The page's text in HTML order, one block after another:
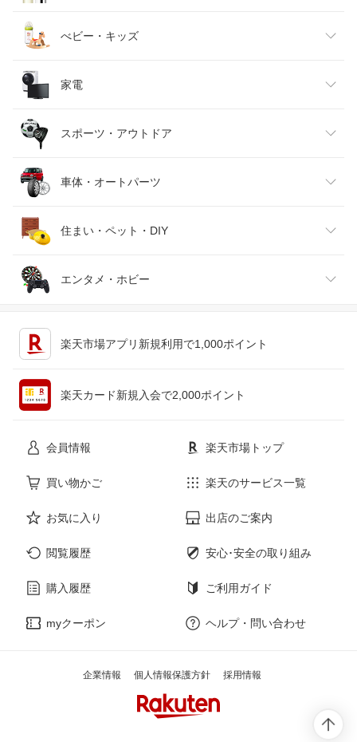
ベビーファッション
インナー・下着・ナイトウェア
バッグ・小物・ブランド雑貨
靴
腕時計
ジュエリー・アクセサリー
水・ソフトドリンク
ビール・洋酒
ワイン
日本酒・焼酎
ダイエット・健康
医薬品・コンタクト・介護
美容・コスメ・香水
べビー・キッズ
キッズ・ベビー・マタニティ
おもちゃ
家電
家電
TV・オーディオ・カメラ
スマートフォン・タブレット
パソコン・周辺機器
スポーツ・アウトドア
スポーツ・アウトドア
ゴルフ
車体・オートパーツ
車用品・バイク用品
車・バイク
住まい・ペット・DIY
インテリア・寝具・収納
エンタメ・ホビー
本・雑誌・コミック
楽天市場アプリ新規利用で1,000ポイント
楽天カード新規入会で2,000ポイント
会員情報 楽天市場トップ
買い物かご 楽天のサービス一覧
お気に入り 出店のご案内
閲覧履歴 安心･安全の取り組み
購入履歴 ご利用ガイド
myクーポン ヘルプ・問い合わせ
企業情報 個人情報保護方針 採用情報